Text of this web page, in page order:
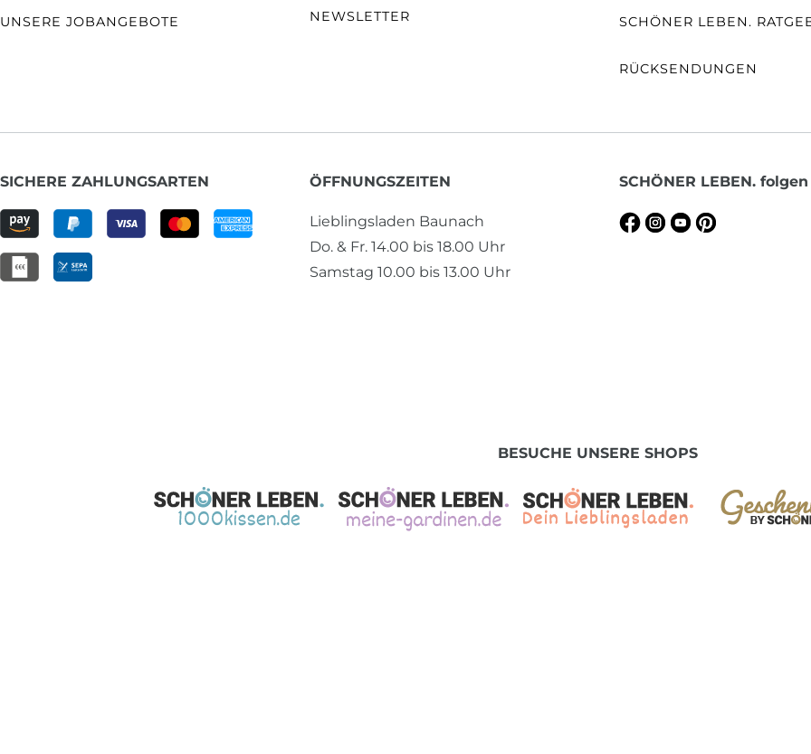
UNSERE JOBANGEBOTE NEWSLETTER SCHÖNER LEBEN.
RÜCKSENDUNGEN
SICHERE ZAHLUNGSARTEN ÖFFNUNGSZEITEN
Lieblingsladen Baunach
Do. & Fr. 14.00 bis 18.00 Uhr
Samstag 10.00 bis 13.00 Uhr
SCHÖNER LEBEN. folgen
BESUCHE UNSERE SHOPS